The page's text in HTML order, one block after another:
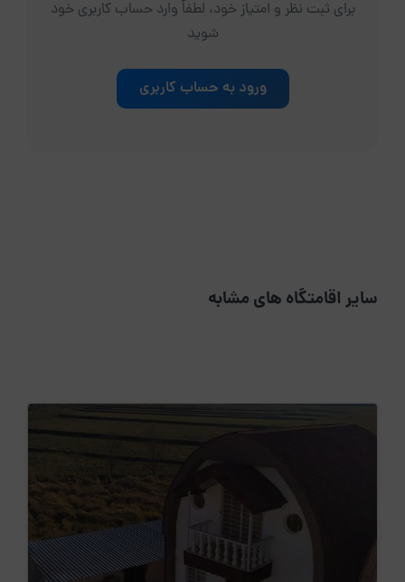
برای ثبت نظر و امتیاز خود، لطفاً وارد حساب کاربری خود
شوید
ورود به حساب کاربری
سایر اقامتگاه های مشابه